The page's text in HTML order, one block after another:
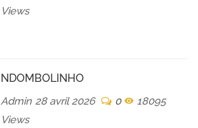
Views
NDOMBOLINHO
Admin 28 avril 2026 0
18095
Views